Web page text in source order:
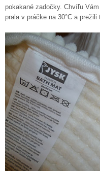
pokakané zadočky. Chvíľu
prala v práčke na 30°C a